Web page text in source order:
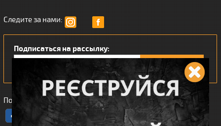
Следите за нами:
Подписаться на рассылку:
Понравился наш интернет магазин?